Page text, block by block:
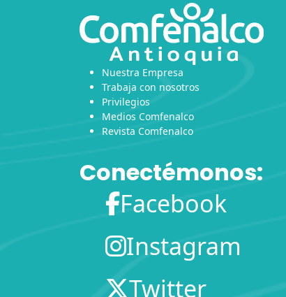
Nuestra Empresa
Trabaja con nosotros
Privilegios
Medios Comfenalco
Revista Comfenalco
Conectémonos:
Facebook
Instagram
Twitter